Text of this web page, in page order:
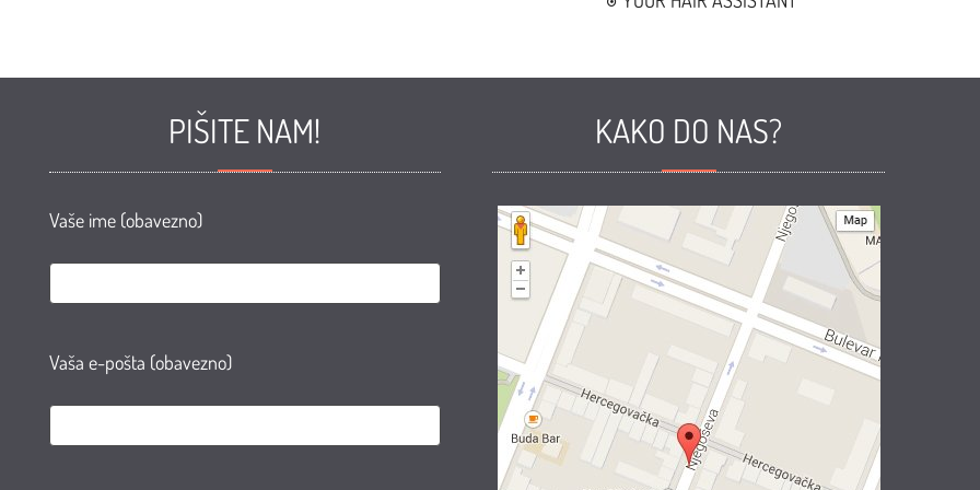
PIŠITE NAM!
Vaše ime (obavezno)
Vaša e-pošta (obavezno)
KAKO DO NAS?